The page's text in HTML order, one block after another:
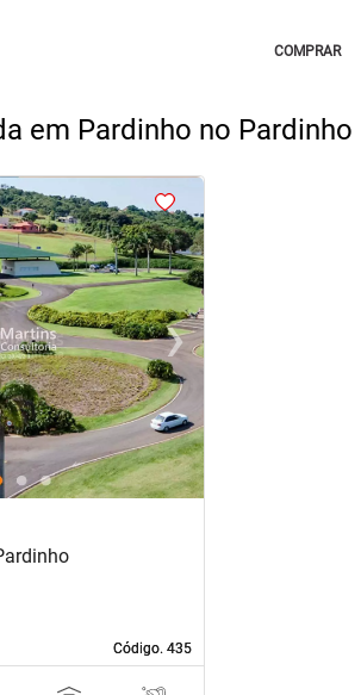
COMPRAR
em Pardinho no Pardinho
›Next
Código. 435
Código. 435